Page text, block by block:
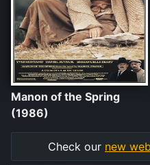
Manon of the Spring
(1986)
Check our new